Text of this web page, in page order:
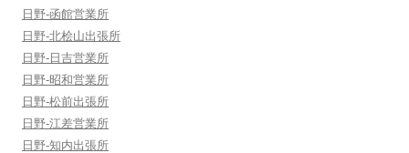
日野-函館営業所
日野-北桧山出張所
日野-日吉営業所
日野-昭和営業所
日野-松前出張所
日野-江差営業所
日野-知内出張所